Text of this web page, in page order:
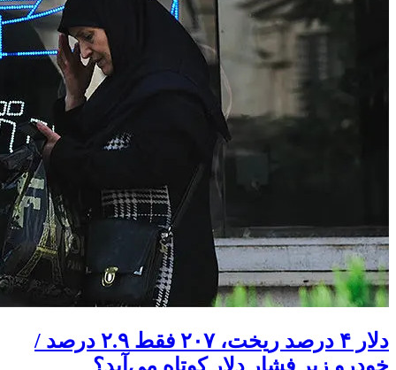
دلار ۴ درصد ریخت، ۲۰۷ فقط ۲.۹ درصد /